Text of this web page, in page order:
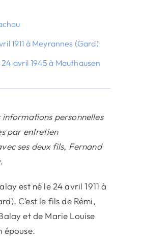
1911 à Meyrannes (Gard)
avril 1945 à Mauthausen
personnelles
par entretien
ses deux fils, Fernand
.
est né le 24 avril 1911 à
C’est le fils de Rémi,
et de Marie Louise
épouse.